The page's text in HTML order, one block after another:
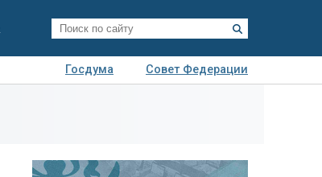
Госдума
Совет Федерации